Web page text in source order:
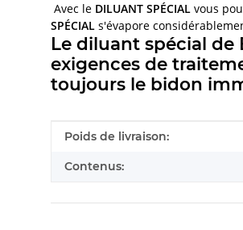
Avec le DILUANT SPÉCIAL vous
SPÉCIAL s'évapore
Le diluant spécial de
exigences de
toujours le bidon
#productDetails.itemValue#
Poids de livraison:
Contenus: